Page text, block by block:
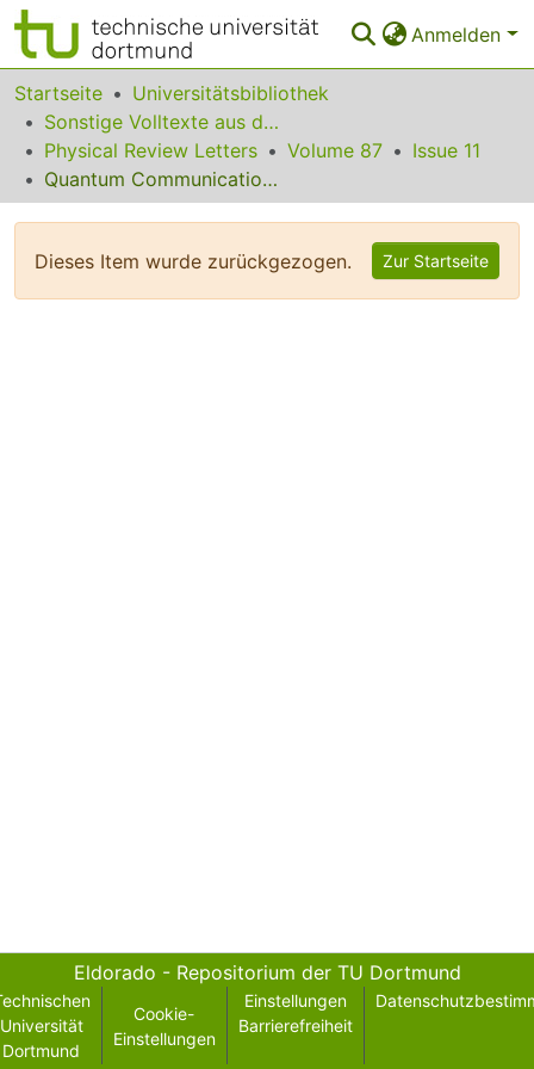
Anmelden
Bereiche & Sammlungen
Das gesamte Repositorium
Statistiken
Startseite
Universitätsbibliothek
Sonstige Volltexte aus dem Bibliotheksangebot
Physical Review Letters
Volume 87
Issue 11
Quantum Communication between N Partners and Bell's Inequalities
Dieses Item wurde zurückgezogen. Zur Startseite
Eldorado - Repositorium der TU Dortmund
Universität
Dortmund
Cookie-
Einstellungen
Einstellungen
Barrierefreiheit